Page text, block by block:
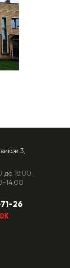
3,
до 18:00.
14:00
26